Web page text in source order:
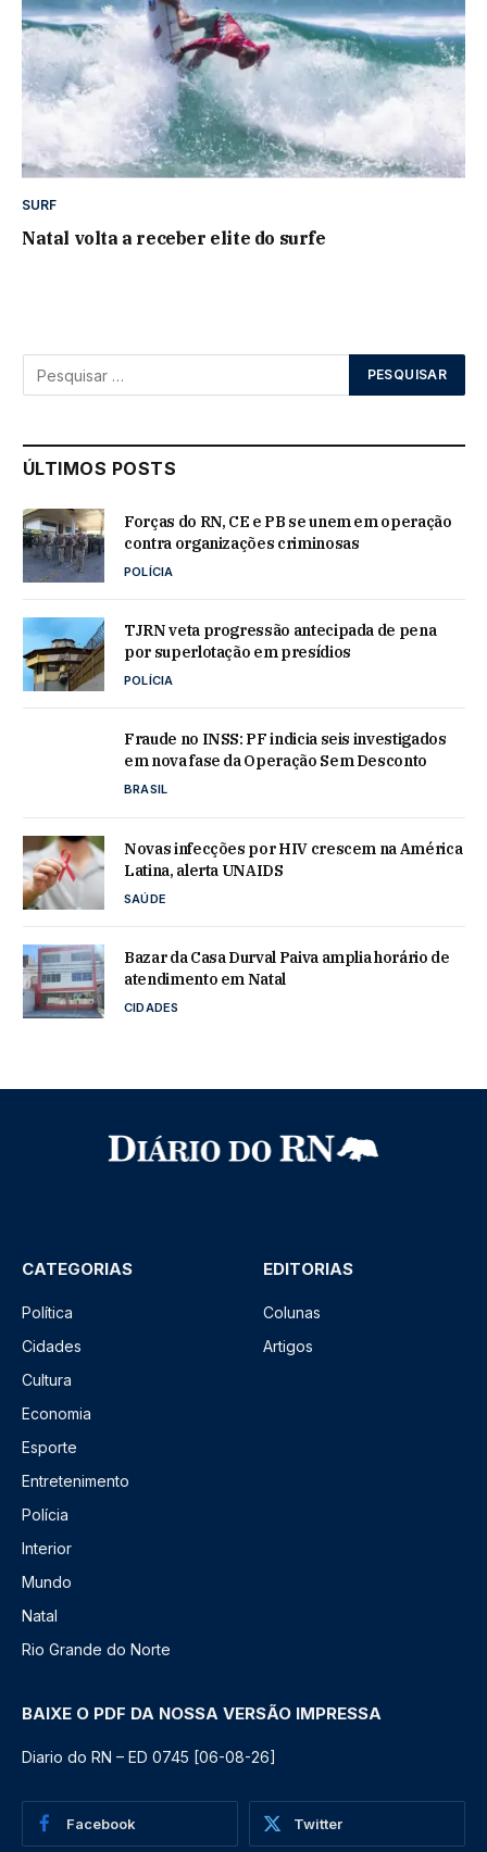
SURF
Natal volta a receber elite do surfe
ÚLTIMOS POSTS
Forças do RN, CE e PB se unem em operação
contra organizações criminosas
POLÍCIA
TJRN veta progressão antecipada de pena
por superlotação em presídios
POLÍCIA
Fraude no INSS: PF indicia seis investigados
em nova fase da Operação Sem Desconto
BRASIL
Novas infecções por HIV crescem na América
Latina, alerta UNAIDS
SAÚDE
Bazar da Casa Durval Paiva amplia horário de
atendimento em Natal
CIDADES
CATEGORIAS
Política
Cidades
Cultura
Economia
Esporte
Entretenimento
Polícia
Interior
Mundo
Natal
Rio Grande do Norte
EDITORIAS
Colunas
Artigos
BAIXE O PDF DA NOSSA VERSÃO IMPRESSA
Diario do RN – ED 0745 [06-08-26]
Facebook Twitter